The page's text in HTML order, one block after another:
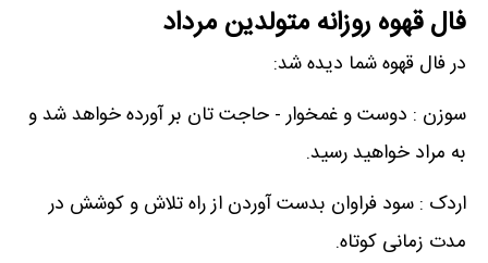
فال قهوه روزانه متولدین مرداد
در فال قهوه شما دیده شد:
سوزن : دوست و غمخوار - حاجت تان بر آورده خواهد شد و
به مراد خواهید رسید.
اردک : سود فراوان بدست آوردن از راه تلاش و کوشش در
مدت زمانی کوتاه.